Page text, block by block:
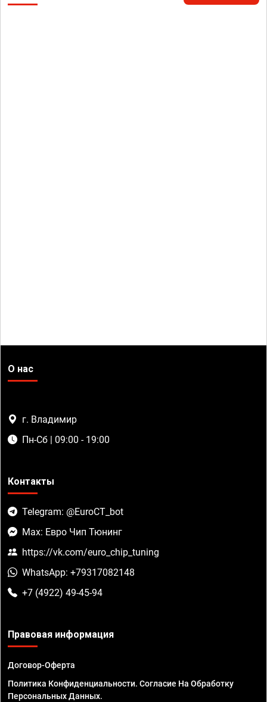
О нас
г. Владимир
Пн-Сб | 09:00 - 19:00
Контакты
Telegram: @EuroCT_bot
Max: Евро Чип Тюнинг
https://vk.com/euro_chip_tuning
WhatsApp: +79317082148
+7 (4922) 49-45-94
Правовая информация
Договор-Оферта
Политика Конфиденциальности. Согласие На Обработку
Персональных Данных.